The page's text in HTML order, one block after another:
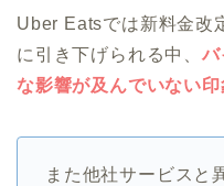
Uber Eatsでは新料金改
に引き下げられる中、 バ
な影響が及んでいない印
また他社サービスと